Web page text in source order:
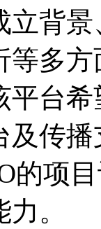
立背
等多
平台
及传
的项
。